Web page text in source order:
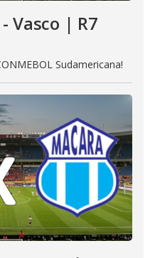
Vasco | R7
Sudamericana!